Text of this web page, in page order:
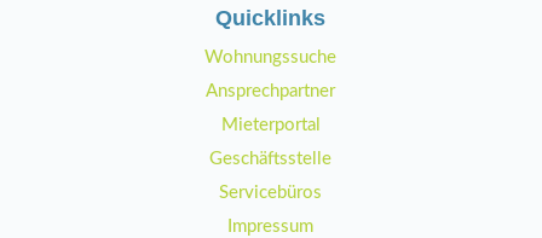
Quicklinks
Wohnungssuche
Ansprechpartner
Mieterportal
Geschäftsstelle
Servicebüros
Impressum